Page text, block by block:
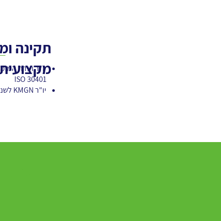
תקינה
יו"ר ועדת
ISO 30401
יו"ר KMGN לשנת 2022